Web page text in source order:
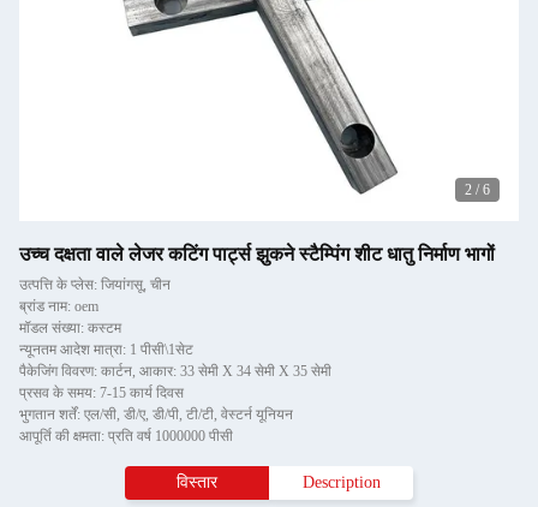
2 / 6
उच्च दक्षता वाले लेजर कटिंग पार्ट्स झुकने स्टैम्पिंग शीट धातु निर्माण भागों
उत्पत्ति के प्लेस: जियांगसू, चीन
ब्रांड नाम: oem
मॉडल संख्या: कस्टम
न्यूनतम आदेश मात्रा: 1 पीसी\1सेट
पैकेजिंग विवरण: कार्टन, आकार: 33 सेमी X 34 सेमी X 35 सेमी
प्रसव के समय: 7-15 कार्य दिवस
भुगतान शर्तें: एल/सी, डी/ए, डी/पी, टी/टी, वेस्टर्न यूनियन
आपूर्ति की क्षमता: प्रति वर्ष 1000000 पीसी
विस्तार Description